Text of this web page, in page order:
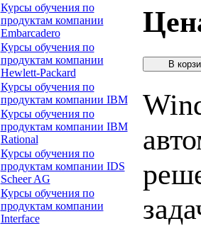
Курсы обучения по
продуктам компании
Embarcadero
Курсы обучения по
продуктам компании
Hewlett-Packard
Курсы обучения по
продуктам компании IBM
Курсы обучения по
продуктам компании IBM
Rational
Курсы обучения по
продуктам компании IDS
Scheer AG
Курсы обучения по
продуктам компании
Interface